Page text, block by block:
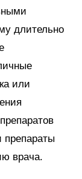
длительно
или
препараты
врача.